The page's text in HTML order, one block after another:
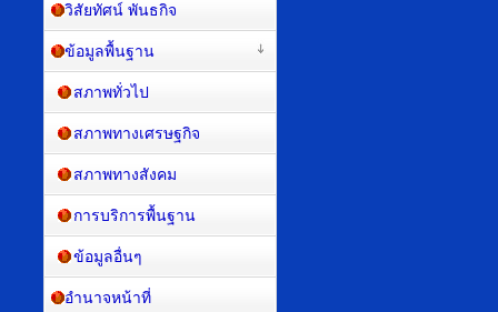
วิสัยทัศน์ พันธกิจ
ข้อมูลพื้นฐาน
สภาพทั่วไป
สภาพทางเศรษฐกิจ
สภาพทางสังคม
การบริการพื้นฐาน
ข้อมูลอื่นๆ
อำนาจหน้าที่